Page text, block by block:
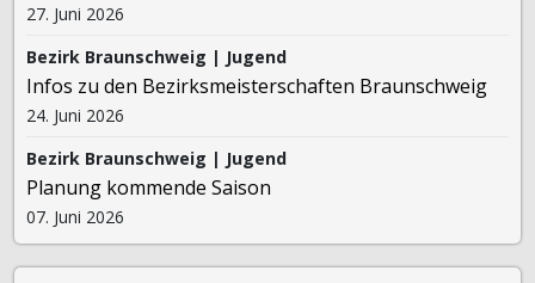
27. Juni 2026
Bezirk Braunschweig | Jugend
Infos zu den Bezirksmeisterschaften Braunschweig
24. Juni 2026
Bezirk Braunschweig | Jugend
Planung kommende Saison
07. Juni 2026